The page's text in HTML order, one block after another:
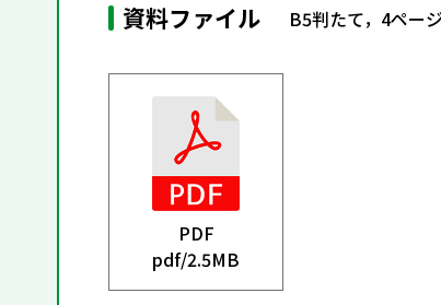
資料ファイル B5判たて，4ページ
PDF
pdf/2.5MB